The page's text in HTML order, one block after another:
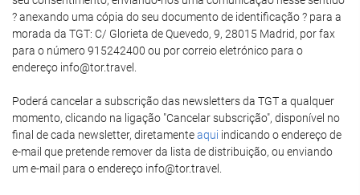
? anexando uma cópia do seu documento de identificação ? para a
morada da TGT: C/ Glorieta de Quevedo, 9, 28015 Madrid, por fax
para o número 915242400 ou por correio eletrónico para o
endereço info@tor.travel.
Poderá cancelar a subscrição das newsletters da TGT a qualquer
momento, clicando na ligação "Cancelar subscrição", disponível no
final de cada newsletter, diretamenteaqui indicando o endereço de
e-mail que pretende remover da lista de distribuição, ou enviando
um e-mail para o endereço info@tor.travel.